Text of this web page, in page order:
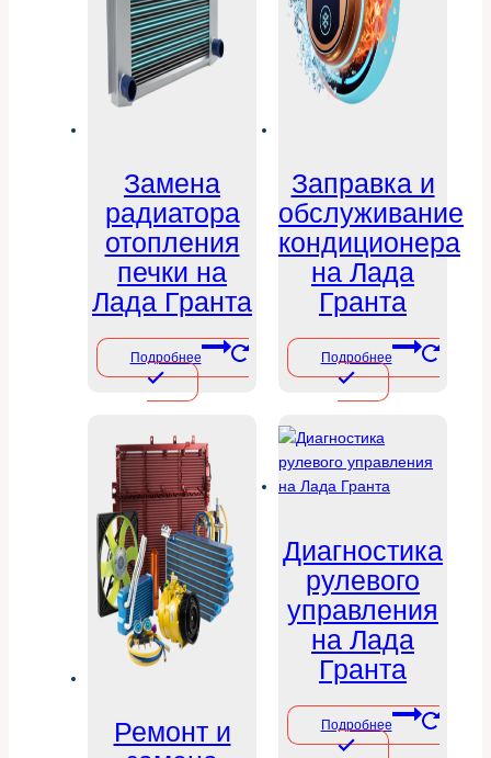
Замена
радиатора
отопления
печки на
Лада Гранта
Подробнее
Заправка и
обслуживание
кондиционера
на Лада
Гранта
Подробнее
Ремонт и
Диагностика
рулевого
управления
на Лада
Гранта
Подробнее